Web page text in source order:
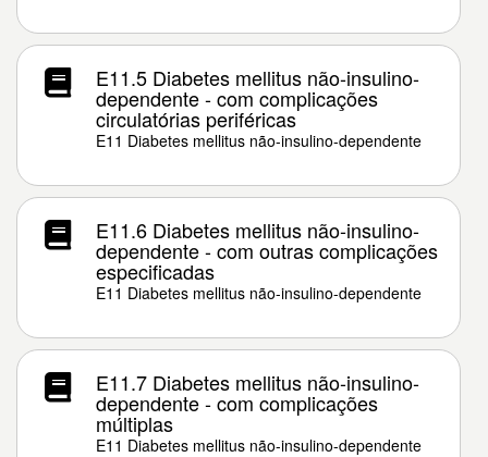
E11.5 Diabetes mellitus não-insulino-
dependente - com complicações
circulatórias periféricas
E11 Diabetes mellitus não-insulino-dependente
E11.6 Diabetes mellitus não-insulino-
dependente - com outras complicações
especificadas
E11 Diabetes mellitus não-insulino-dependente
E11.7 Diabetes mellitus não-insulino-
dependente - com complicações
múltiplas
E11 Diabetes mellitus não-insulino-dependente